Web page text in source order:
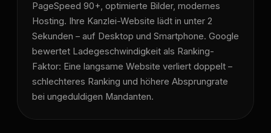
PageSpeed 90+, optimierte Bilder, modernes
Hosting. Ihre Kanzlei-Website lädt in unter 2
Sekunden – auf Desktop und Smartphone. Google
bewertet Ladegeschwindigkeit als Ranking-
Faktor: Eine langsame Website verliert doppelt –
schlechteres Ranking und höhere Absprungrate
bei ungeduldigen Mandanten.